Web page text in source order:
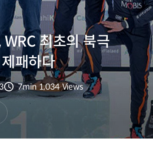
최초의 북극
패하다
분량
7min
조회수
1,034 Views
림)